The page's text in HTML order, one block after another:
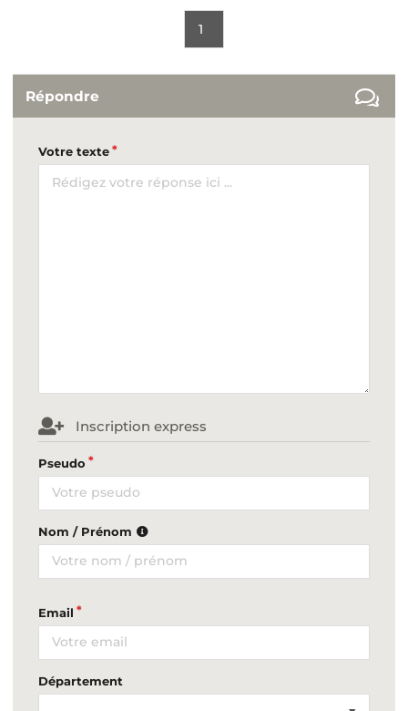
1
Répondre
Votre texte
Inscription express
Pseudo
Nom / Prénom
Email
Département